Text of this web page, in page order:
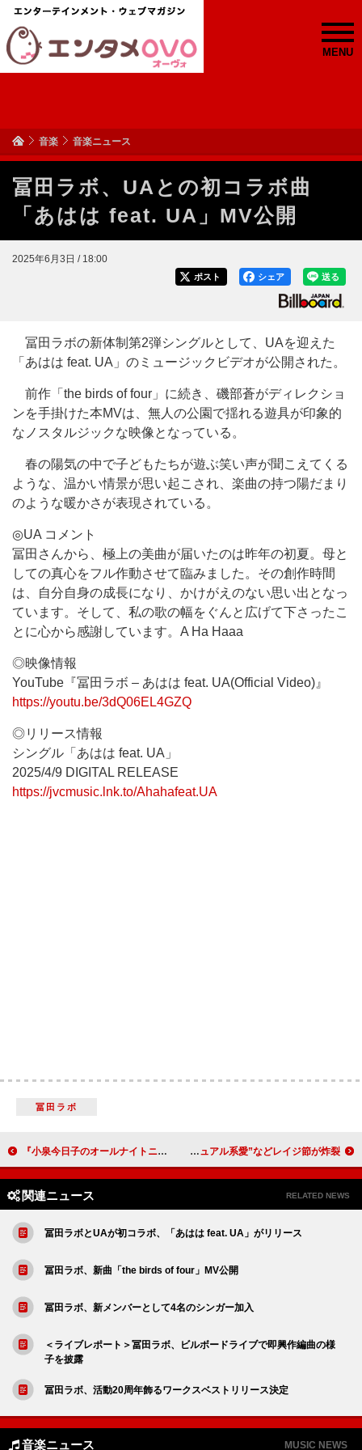
MENU
音楽 音楽ニュース
冨田ラボ、UAとの初コラボ曲
「あはは feat. UA」MV公開
2025年6月3日 / 18:00
送る
シェア
ポスト
冨田ラボの新体制第2弾シングルとして、UAを迎えた
「あはは feat. UA」のミュージックビデオが公開された。
前作「the birds of four」に続き、磯部蒼がディレクショ
ンを手掛けた本MVは、無人の公園で揺れる遊具が印象的
なノスタルジックな映像となっている。
春の陽気の中で子どもたちが遊ぶ笑い声が聞こえてくる
ような、温かい情景が思い起こされ、楽曲の持つ陽だまり
のような暖かさが表現されている。
◎UA コメント
冨田さんから、極上の美曲が届いたのは昨年の初夏。母と
しての真心をフル作動させて臨みました。その創作時間
は、自分自身の成長になり、かけがえのない思い出となっ
ています。そして、私の歌の幅をぐんと広げて下さったこ
とに心から感謝しています。A Ha Haaa
◎映像情報
YouTube『冨田ラボ – あはは feat. UA(Official Video)』
https://youtu.be/3dQ06EL4GZQ
◎リリース情報
シングル「あはは feat. UA」
2025/4/9 DIGITAL RELEASE
https://jvcmusic.lnk.to/Ahahafeat.UA
冨田ラボ
『小泉今日子のオールナイトニッポンPremium』1年半ぶりに放送決定、今回はシティポップ特集 フォーリミGEN×OKAMOTO'Sレイジが音楽対談、“ヴィジュアル系愛”などレイジ節が炸裂
関連ニュース RELATED NEWS
冨田ラボとUAが初コラボ、「あはは feat. UA」がリリース
冨田ラボ、新曲「the birds of four」MV公開
冨田ラボ、新メンバーとして4名のシンガー加入
＜ライブレポート＞冨田ラボ、ビルボードライブで即興作編曲の様
子を披露
冨田ラボ、活動20周年飾るワークスベストリリース決定
音楽ニュース MUSIC NEWS